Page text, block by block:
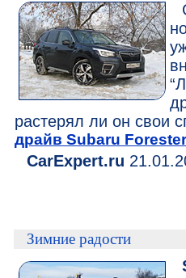
растерял ли он свои
драйв Subaru
CarExpert.ru
Зимние радости